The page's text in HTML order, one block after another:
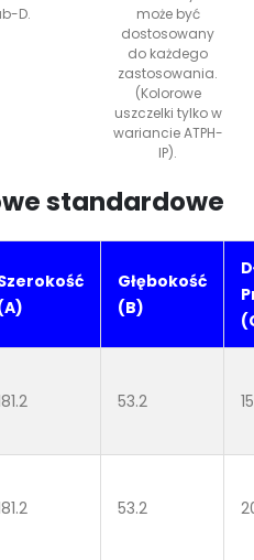
D.
może być
dostosowany
do każdego
zastosowania.
(Kolorowe
uszczelki tylko w
wariancie ATPH-
IP).
standardowe
Głębokość
(B)
53.2
53.2